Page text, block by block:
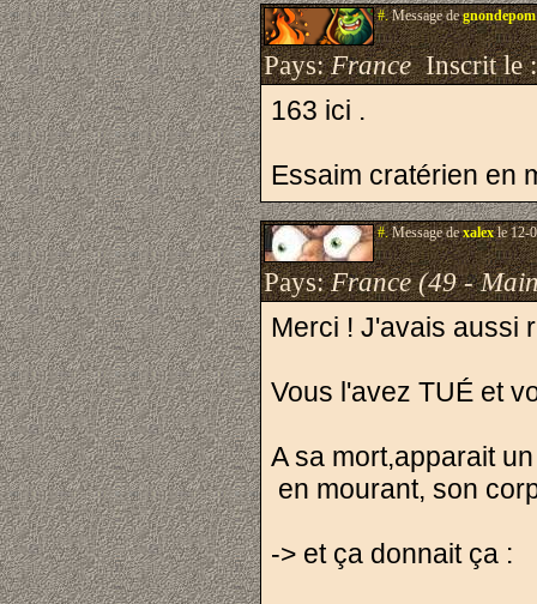
#.Message degnondepom
Pays:FranceInscrit le
163 ici .
Essaim cratérien en
#.Message dexalexle 12-
Pays:France (49 -
Merci ! J'avais aussi
Vous l'avez TUÉ et
A sa mort,apparait
en mourant, son
-> et ça donnait ça :